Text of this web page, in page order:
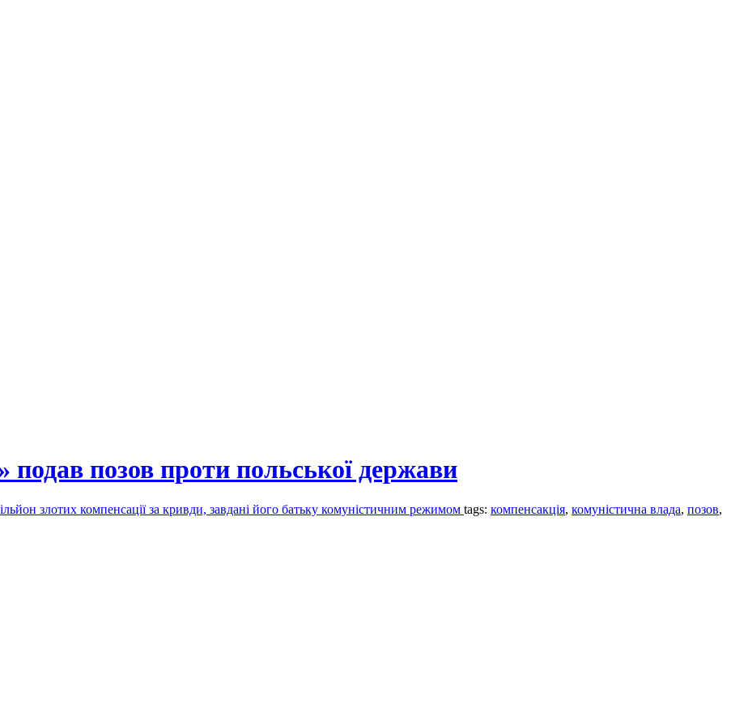
подав позов проти польської держави
злотих компенсації за кривди, завдані його батьку комуністичним режимом tags: компенсакція, комуністична влада, позов,